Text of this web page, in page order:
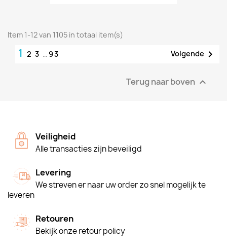
Item 1-12 van 1105 in totaal item(s)
1 2 3 … 93 Volgende 
Terug naar boven 
Veiligheid
Alle transacties zijn beveiligd
Levering
We streven er naar uw order zo snel mogelijk te
leveren
Retouren
Bekijk onze retour policy